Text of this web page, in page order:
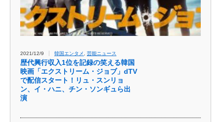
2021/12/9 韓国エンタメ 芸能ニュース
歴代興行収入1位を記録の笑える韓国
映画「エクストリーム・ジョブ」dTV
で配信スタート！リュ・スンリョ
ン、イ・ハニ、チン・ソンギュら出
演